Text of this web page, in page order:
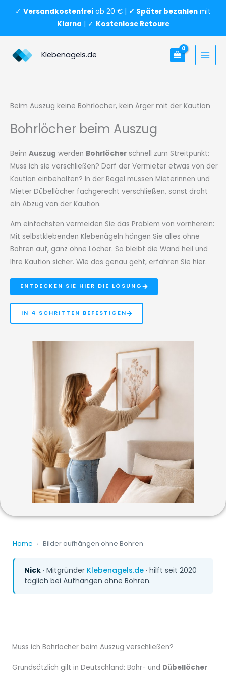
✓ Versandkostenfrei ab 20 € | ✓ Später bezahlen mit
Klarna | ✓ Kostenlose Retoure
Klebenagels.de
Bohrlöcher beim Auszug
Beim Auszug keine Bohrlöcher, kein Ärger mit der Kaution
Bohrlöcher beim Auszug
Beim Auszug werden Bohrlöcher schnell zum Streitpunkt:
Muss ich sie verschließen? Darf der Vermieter etwas von der
Kaution einbehalten? In der Regel müssen Mieterinnen und
Mieter Dübellöcher fachgerecht verschließen, sonst droht
ein Abzug von der Kaution.
Am einfachsten vermeiden Sie das Problem von vornherein:
Mit selbstklebenden Klebenägeln hängen Sie alles ohne
Bohren auf, ganz ohne Löcher. So bleibt die Wand heil und
Ihre Kaution sicher. Wie das genau geht, erfahren Sie hier.
ENTDECKEN SIE HIER DIE LÖSUNG
IN 4 SCHRITTEN BEFESTIGEN
Home › Bilder aufhängen ohne Bohren
Nick · Mitgründer Klebenagels.de · hilft seit 2020
täglich bei Aufhängen ohne Bohren.
Muss ich Bohrlöcher beim Auszug verschließen?
Grundsätzlich gilt in Deutschland: Bohr- und Dübellöcher